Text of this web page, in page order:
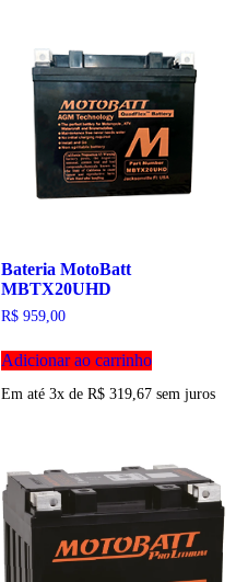
Bateria MotoBatt
MBTX20UHD
R$959,00
Adicionar ao carrinho
Em até 3x de R$319,67 sem juros